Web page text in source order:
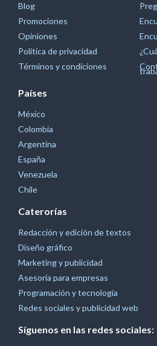
Blog
Promociones
Opiniones
Política de privacidad
Términos y condiciones
Países
México
Colombia
Argentina
España
Venezuela
Chile
Caterorías
Redacción y edición de textos
Diseño gráfico
Marketing y publicidad
Asesoría para empresas
Programación y tecnología
Redes sociales y publicidad web
Síguenos en las redes sociales: